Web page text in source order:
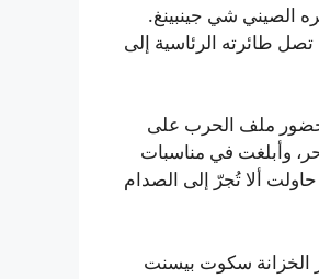
الصيني شي جينبينغ.
طائرته الرئاسية إلى
حضور ملف الحرب على
وأبلغت في مناسبات
ألا تُجرّ إلى الصدام
الخزانة سكوت بيسنت